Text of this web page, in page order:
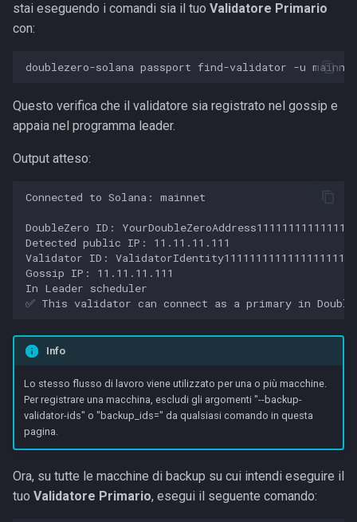
stai eseguendo i comandi sia il tuo Validatore Primario
con:
Questo verifica che il validatore sia registrato nel gossip e
appaia nel programma leader.
Output atteso:
Connected to Solana: mainnet
DoubleZero ID:
Detected public IP: 11.11.11.111
Validator ID:
Gossip IP: 11.11.11.111
In Leader scheduler
Info
Lo stesso flusso di lavoro viene utilizzato per una o più macchine.
Per registrare una macchina, escludi gli argomenti "--backup-
validator-ids" o "backup_ids=" da qualsiasi comando in questa
pagina.
Ora, su tutte le macchine di backup su cui intendi eseguire il
tuo Validatore Primario, esegui il seguente comando: